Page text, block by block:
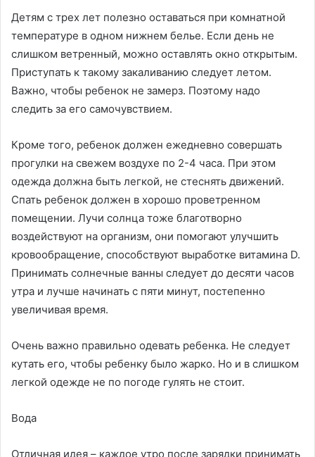
Детям с трех лет полезно оставаться при комнатной
температуре в одном нижнем белье. Если день не
слишком ветренный, можно оставлять окно открытым.
Приступать к такому закаливанию следует летом.
Важно, чтобы ребенок не замерз. Поэтому надо
следить за его самочувствием.
Кроме того, ребенок должен ежедневно совершать
прогулки на свежем воздухе по 2-4 часа. При этом
одежда должна быть легкой, не стеснять движений.
Спать ребенок должен в хорошо проветренном
помещении. Лучи солнца тоже благотворно
воздействуют на организм, они помогают улучшить
кровообращение, способствуют выработке витамина D.
Принимать солнечные ванны следует до десяти часов
утра и лучше начинать с пяти минут, постепенно
увеличивая время.
Очень важно правильно одевать ребенка. Не следует
кутать его, чтобы ребенку было жарко. Но и в слишком
легкой одежде не по погоде гулять не стоит.
Вода
Отличная идея – каждое утро после зарядки принимать